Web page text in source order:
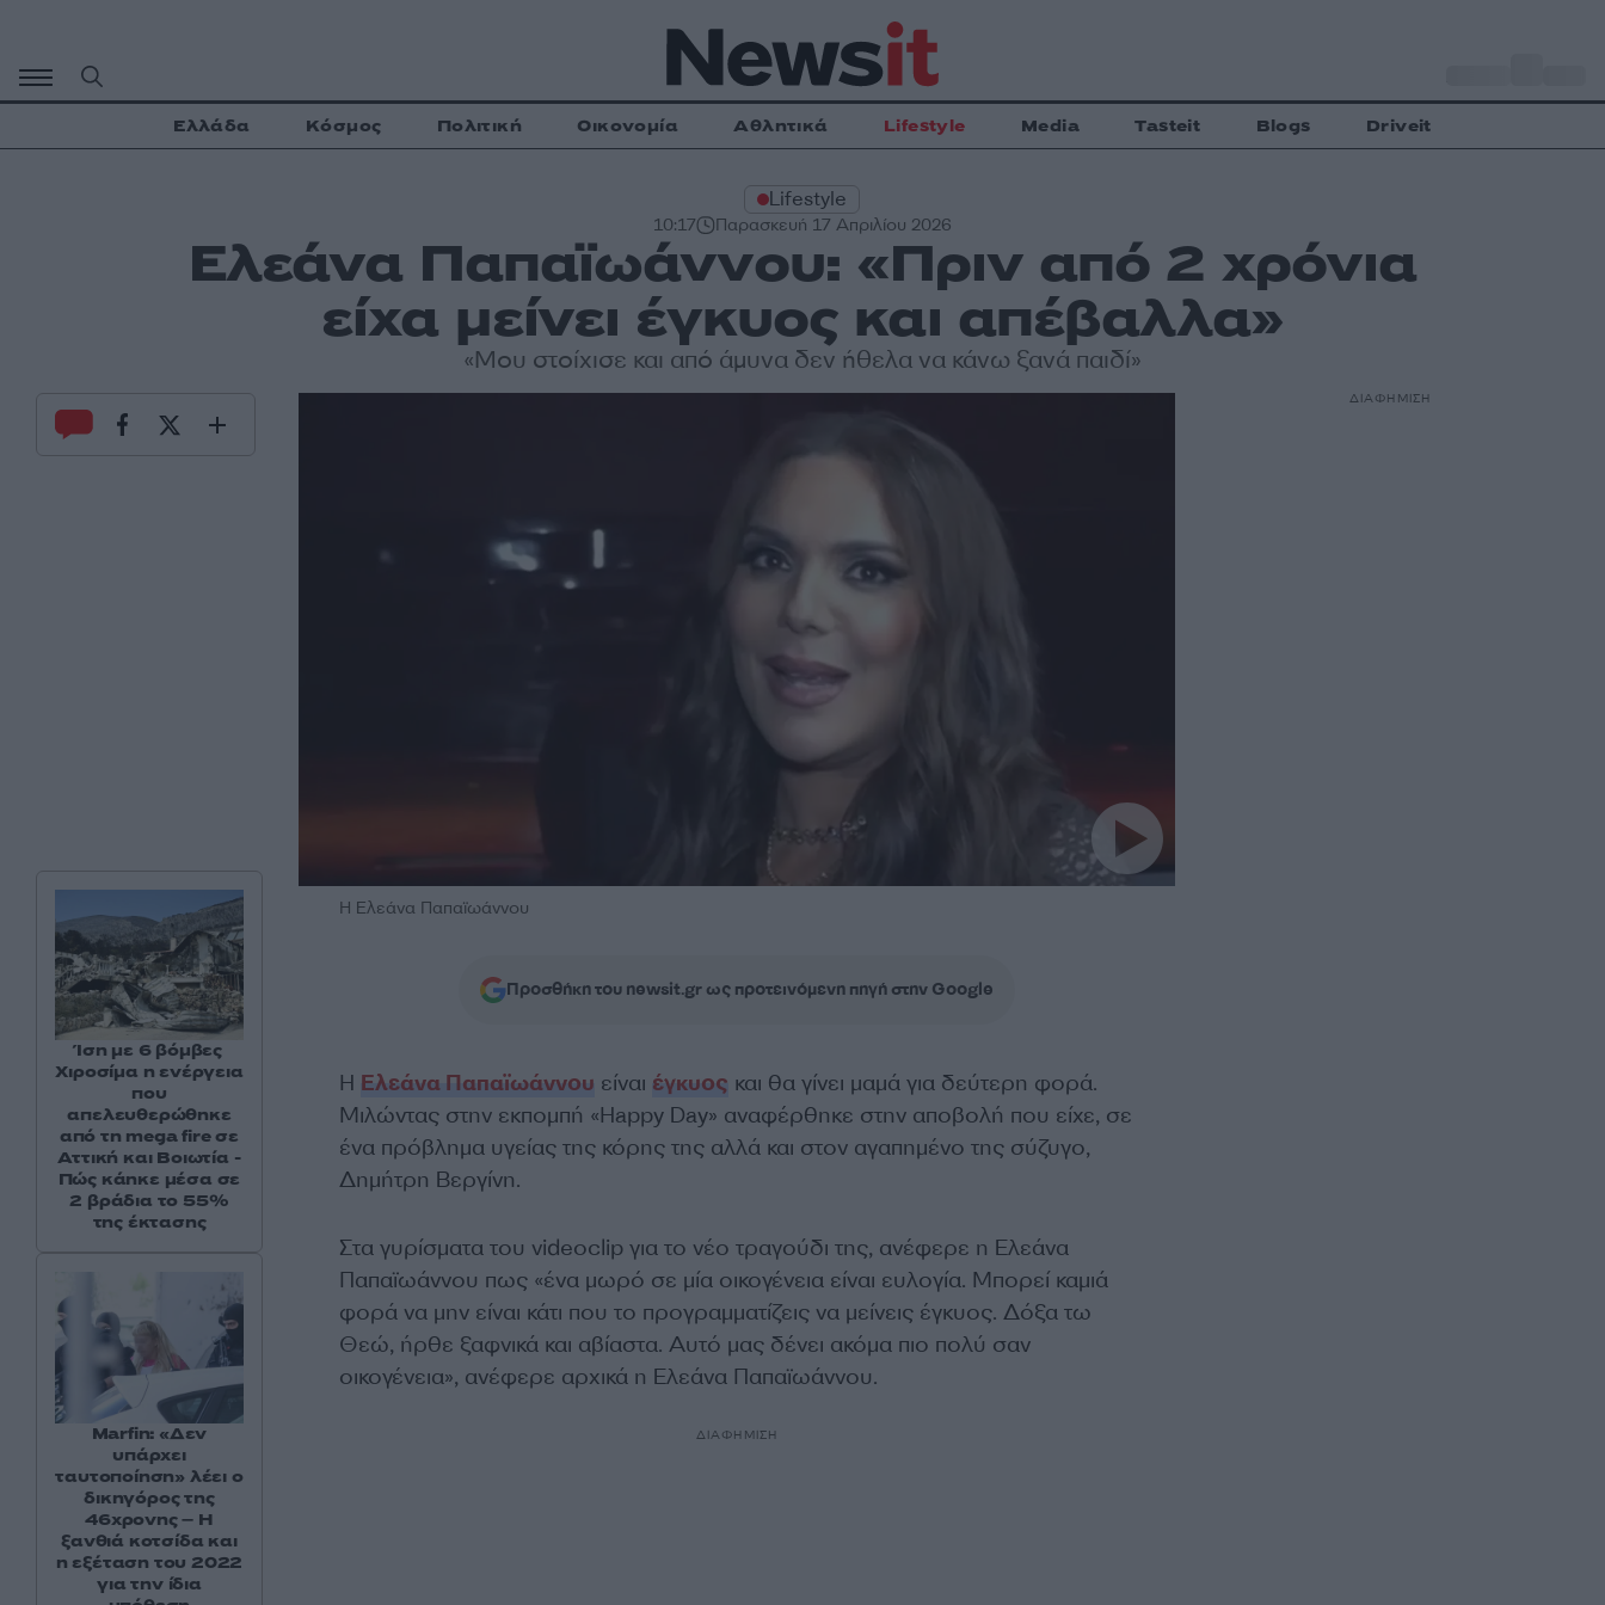
περιεχόμενο
Ελλάδα Κόσμος Πολιτική Οικονομία Αθλητικά Lifestyle Media Tasteit Blogs Driveit
Lifestyle
10:17 Παρασκευή 17 Απριλίου 2026
Ελεάνα Παπαϊωάννου: «Πριν από 2 χρόνια
είχα μείνει έγκυος και απέβαλλα»
«Μου στοίχισε και από άμυνα δεν ήθελα να κάνω ξανά παιδί»
Η Ελεάνα Παπαϊωάννου
Προσθήκη του newsit.gr ως προτεινόμενη πηγή στην Google
Η Ελεάνα Παπαϊωάννου είναι έγκυος και θα γίνει μαμά για δεύτερη φορά.
Μιλώντας στην εκπομπή «Happy Day» αναφέρθηκε στην αποβολή που είχε, σε
ένα πρόβλημα υγείας της κόρης της αλλά και στον αγαπημένο της σύζυγο,
Δημήτρη Βεργίνη.
Στα γυρίσματα του videoclip για το νέο τραγούδι της, ανέφερε η Ελεάνα
Παπαϊωάννου πως «ένα μωρό σε μία οικογένεια είναι ευλογία. Μπορεί καμιά
φορά να μην είναι κάτι που το προγραμματίζεις να μείνεις έγκυος. Δόξα τω
Θεώ, ήρθε ξαφνικά και αβίαστα. Αυτό μας δένει ακόμα πιο πολύ σαν
οικογένεια», ανέφερε αρχικά η Ελεάνα Παπαϊωάννου.
ΔΙΑΦΗΜΙΣΗ
Ίση με 6 βόμβες
Χιροσίμα η ενέργεια
που
απελευθερώθηκε
από τη mega fire σε
Αττική και Βοιωτία -
Πώς κάηκε μέσα σε
2 βράδια το 55%
της έκτασης
Marfin: «Δεν
υπάρχει
ταυτοποίηση» λέει ο
δικηγόρος της
46χρονης – Η
ξανθιά κοτσίδα και
η εξέταση του 2022
για την ίδια
ΔΙΑΦΗΜΙΣΗ